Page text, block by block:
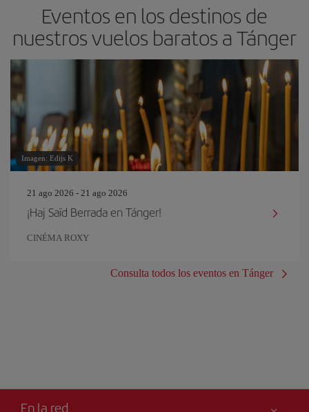
Eventos en los destinos de
nuestros vuelos baratos a Tánger
Imagen: Edijs K
21 ago 2026 - 21 ago 2026
¡Haj Saïd Berrada en Tánger!
CINÉMA ROXY
Consulta todos los eventos en Tánger
En la red